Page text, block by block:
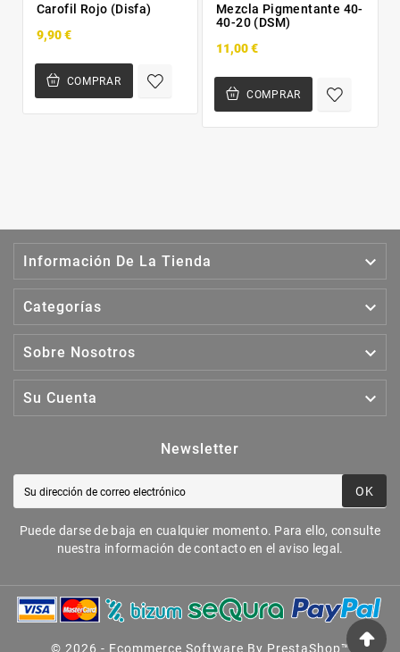
Carofil Rojo (Disfa)
9,90 €
COMPRAR
Mezcla Pigmentante 40-
40-20 (DSM)
11,00 €
COMPRAR
Información De La Tienda 
Categorías 
Sobre Nosotros 
Su Cuenta 
Newsletter
OK
Puede darse de baja en cualquier momento. Para ello, consulte
nuestra información de contacto en el aviso legal.
© 2026 - Ecommerce Software By PrestaShop™